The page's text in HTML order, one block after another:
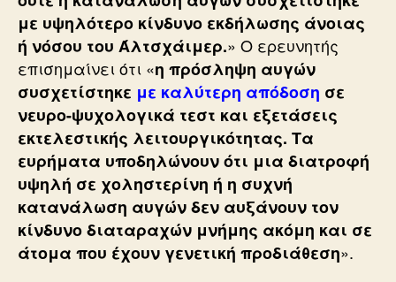
με υψηλότερο κίνδυνο εκδήλωσης άνοιας
ή νόσου του Άλτσχάιμερ.» Ο ερευνητής
επισημαίνει ότι «η πρόσληψη αυγών
συσχετίστηκε με καλύτερη απόδοση σε
νευρο-ψυχολογικά τεστ και εξετάσεις
εκτελεστικής λειτουργικότητας. Τα
ευρήματα υποδηλώνουν ότι μια διατροφή
υψηλή σε χοληστερίνη ή η συχνή
κατανάλωση αυγών δεν αυξάνουν τον
κίνδυνο διαταραχών μνήμης ακόμη και σε
άτομα που έχουν γενετική προδιάθεση».